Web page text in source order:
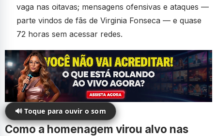
vaga nas oitavas; mensagens ofensivas e ataques —
parte vindos de fãs de Virginia Fonseca — e quase
72 horas sem acessar redes.
🔊 Toque para ouvir o som
Como a homenagem virou alvo nas